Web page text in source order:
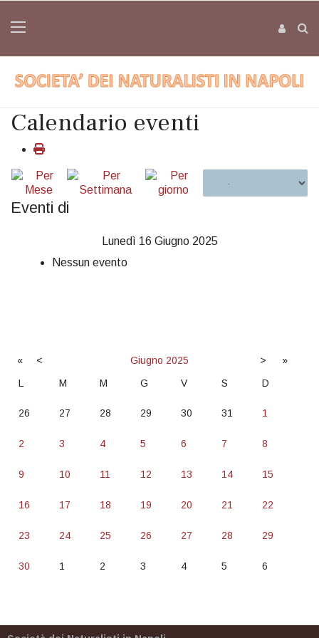
Calendario eventi
Eventi di
Lunedì 16 Giugno 2025
Nessun evento
« < Giugno 2025 >
»
L
M M G V S D
26 27 28 29 30 31 1
2 3 4 5 6 7 8
9 10 11 12 13 14 15
16 17 18 19 20 21 22
23 24 25 26 27 28 29
30 1 2 3 4 5 6